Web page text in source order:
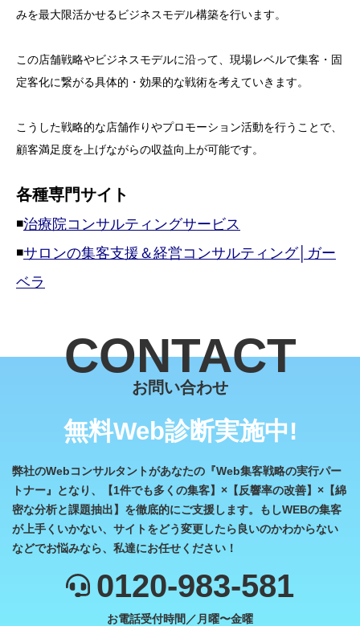
みを最大限活かせるビジネスモデル構築を行います。
この店舗戦略やビジネスモデルに沿って、現場レベルで集客・固
定客化に繋がる具体的・効果的な戦術を考えていきます。
こうした戦略的な店舗作りやプロモーション活動を行うことで、
顧客満足度を上げながらの収益向上が可能です。
各種専門サイト
◾️治療院コンサルティングサービス
◾️サロンの集客支援＆経営コンサルティング│ガー
ベラ
お問い合わせ
無料Web診断実施中!
弊社のWebコンサルタントがあなたの『Web集客戦略の実行パー
トナー』となり、【1件でも多くの集客】×【反響率の改善】×【綿
密な分析と課題抽出】を徹底的にご支援します。もしWEBの集客
が上手くいかない、サイトをどう変更したら良いのかわからない
などでお悩みなら、私達にお任せください！
0120-983-581
お電話受付時間／月曜〜金曜